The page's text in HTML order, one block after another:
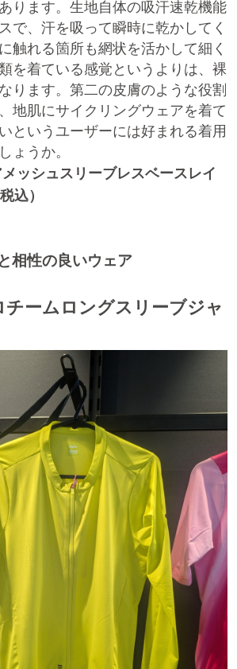
ります。生地自体の吸汗速乾機能
で、汗を吸って瞬時に乾かしてく
触れる箇所も網状を活かして細く
を着ている感覚というよりは、裸
ります。第二の皮膚のような役割
地肌にサイクリングウェアを着て
というユーザーには好まれる着用
ょうか。
ッシュスリーブレスベースレイ
込）
相性の良いウェア
チームロングスリーブジャ